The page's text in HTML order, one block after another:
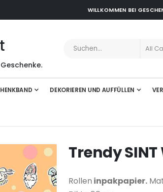
WILLKOMMEN BEI
DEKORIEREN UND AUFFÜLLEN
Trendy SINT
Rollen inpakpapier.